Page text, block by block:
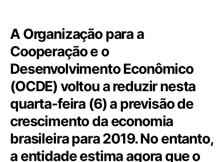
A Organização para a
Cooperação e o
Desenvolvimento Econômico
(OCDE) voltou a reduzir nesta
quarta-feira (6) a previsão de
crescimento da economia
brasileira para 2019. No entanto,
a entidade estima agora que o